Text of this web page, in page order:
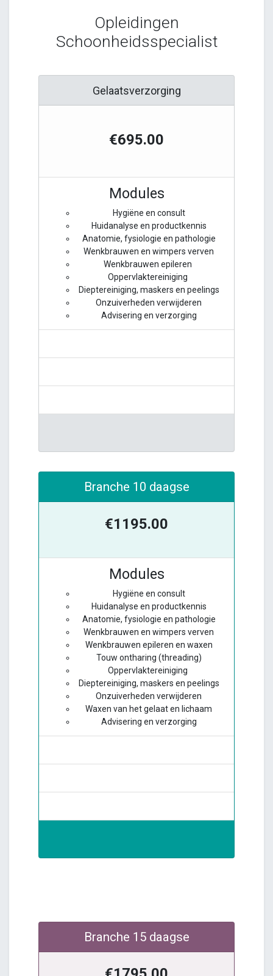
Opleidingen
Schoonheidsspecialist
Gelaatsverzorging
€695.00
Modules
Hygiëne en consult
Huidanalyse en productkennis
Anatomie, fysiologie en pathologie
Wenkbrauwen en wimpers verven
Wenkbrauwen epileren
Oppervlaktereiniging
Dieptereiniging, maskers en peelings
Onzuiverheden verwijderen
Advisering en verzorging
Branche 10 daagse
€1195.00
Modules
Hygiëne en consult
Huidanalyse en productkennis
Anatomie, fysiologie en pathologie
Wenkbrauwen en wimpers verven
Wenkbrauwen epileren en waxen
Touw ontharing (threading)
Oppervlaktereiniging
Dieptereiniging, maskers en peelings
Onzuiverheden verwijderen
Waxen van het gelaat en lichaam
Advisering en verzorging
Branche 15 daagse